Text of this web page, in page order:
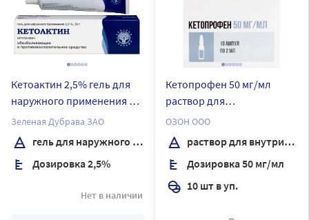
Кетоактин 2,5% гель для
наружного применения 50
гр
Зеленая Дубрава ЗАО
гель для наружного применения
Дозировка 2,5%
Нет в наличии
Кетопрофен 50 мг/мл
раствор для
внутривенного и
внутримышечного
введения 2 мл ампулы 10
шт.
ОЗОН ООО
раствор для внутривенного и внутримышечного введения
Дозировка 50 мг/мл
10 шт в уп.